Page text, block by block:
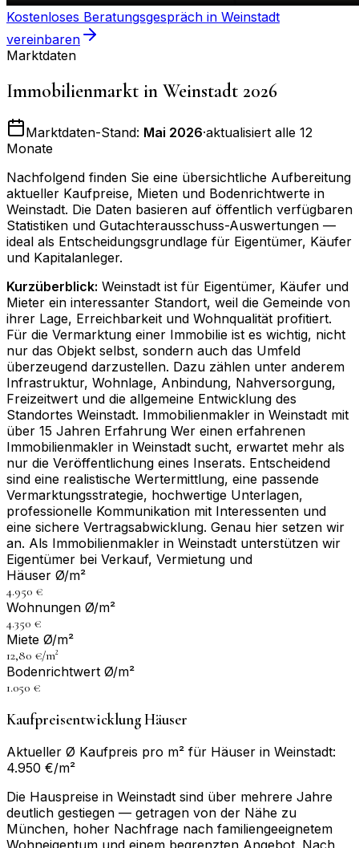
Kostenloses Beratungsgespräch in Weinstadt
vereinbaren
Marktdaten
Immobilienmarkt in Weinstadt 2026
Marktdaten-Stand: Mai 2026·aktualisiert alle 12
Monate
Nachfolgend finden Sie eine übersichtliche Aufbereitung
aktueller Kaufpreise, Mieten und Bodenrichtwerte in
Weinstadt. Die Daten basieren auf öffentlich verfügbaren
Statistiken und Gutachterausschuss-Auswertungen —
ideal als Entscheidungsgrundlage für Eigentümer, Käufer
und Kapitalanleger.
Kurzüberblick: Weinstadt ist für Eigentümer, Käufer und
Mieter ein interessanter Standort, weil die Gemeinde von
ihrer Lage, Erreichbarkeit und Wohnqualität profitiert.
Für die Vermarktung einer Immobilie ist es wichtig, nicht
nur das Objekt selbst, sondern auch das Umfeld
überzeugend darzustellen. Dazu zählen unter anderem
Infrastruktur, Wohnlage, Anbindung, Nahversorgung,
Freizeitwert und die allgemeine Entwicklung des
Standortes Weinstadt. Immobilienmakler in Weinstadt mit
über 15 Jahren Erfahrung Wer einen erfahrenen
Immobilienmakler in Weinstadt sucht, erwartet mehr als
nur die Veröffentlichung eines Inserats. Entscheidend
sind eine realistische Wertermittlung, eine passende
Vermarktungsstrategie, hochwertige Unterlagen,
professionelle Kommunikation mit Interessenten und
eine sichere Vertragsabwicklung. Genau hier setzen wir
an. Als Immobilienmakler in Weinstadt unterstützen wir
Eigentümer bei Verkauf, Vermietung und
Häuser Ø/m²
4.950 €
Wohnungen Ø/m²
4.350 €
Miete Ø/m²
12,80 €/m²
Bodenrichtwert Ø/m²
1.050 €
Kaufpreisentwicklung Häuser
Aktueller Ø Kaufpreis pro m² für Häuser in Weinstadt:
4.950 €/m²
Die Hauspreise in Weinstadt sind über mehrere Jahre
deutlich gestiegen — getragen von der Nähe zu
München, hoher Nachfrage nach familiengeeignetem
Wohneigentum und einem begrenzten Angebot. Nach